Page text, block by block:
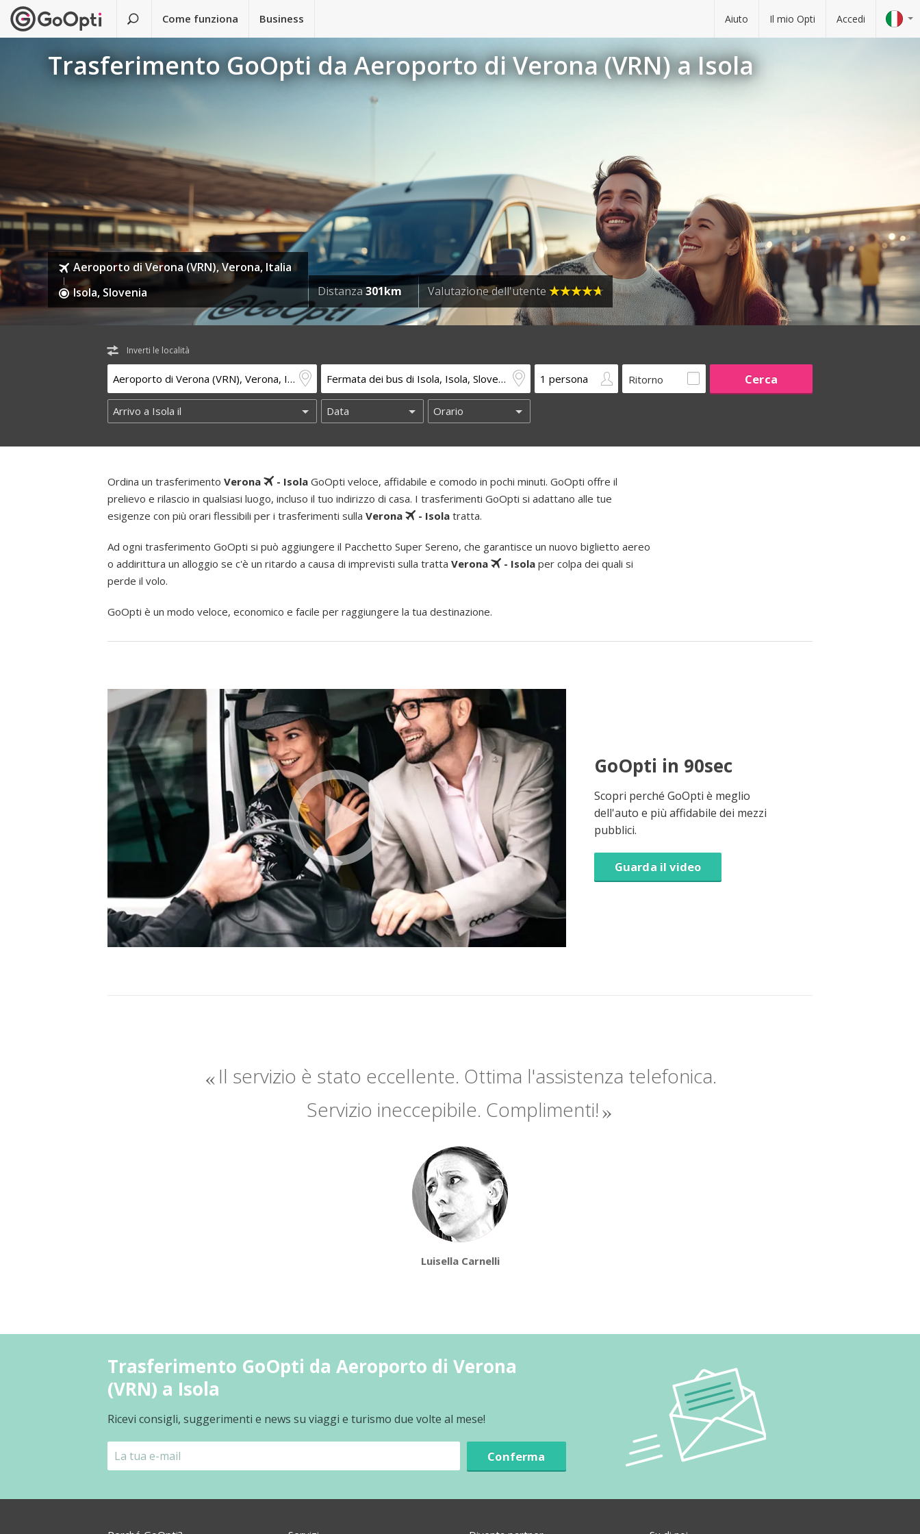
Come funziona Business Aiuto Il mio Opti Accedi
Trasferimento GoOpti da Aeroporto di Verona (VRN) a Isola
Aeroporto di Verona (VRN), Verona, Italia
Isola, Slovenia
Distanza301km Valutazione dell'utente
Inverti le località
Ritorno
Ordina un trasferimento Verona - Isola GoOpti veloce, affidabile e comodo in pochi minuti. GoOpti offre il
prelievo e rilascio in qualsiasi luogo, incluso il tuo indirizzo di casa. I trasferimenti GoOpti si adattano alle tue
esigenze con più orari flessibili per i trasferimenti sulla Verona - Isola tratta.
Ad ogni trasferimento GoOpti si può aggiungere il Pacchetto Super Sereno, che garantisce un nuovo biglietto aereo
o addirittura un alloggio se c'è un ritardo a causa di imprevisti sulla tratta Verona - Isola per colpa dei quali si
perde il volo.
GoOpti è un modo veloce, economico e facile per raggiungere la tua destinazione.
GoOpti in 90sec
Scopri perché GoOpti è meglio
dell'auto e più affidabile dei mezzi
pubblici.
Guarda il video
Il servizio è stato eccellente. Ottima l'assistenza telefonica.
Servizio ineccepibile. Complimenti!
Luisella Carnelli
Trasferimento GoOpti da Aeroporto di Verona
(VRN) a Isola
Ricevi consigli, suggerimenti e news su viaggi e turismo due volte al mese!
Conferma